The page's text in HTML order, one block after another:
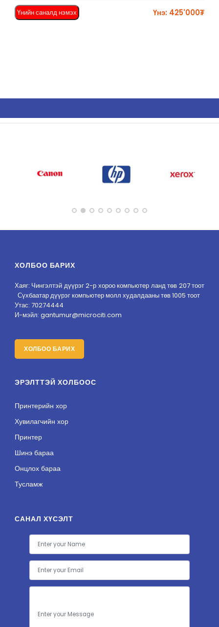
Үнийн саналд нэмэх Үнэ: 425'000₮
ХОЛБОО БАРИХ
Хаяг: Чингэлтэй дүүрэг 2-р хороо компьютер ланд төв 207 тоот
Сүхбаатар дүүрэг компьютер молл худалдааны төв 1005 тоот
Утас: 70274444
И-мэйл: gantumur@microciti.com
ХОЛБОО БАРИХ
ЭРЭЛТТЭЙ ХОЛБООС
Принтерийн хор
Хувилагчийн хор
Принтер
Шинэ бараа
Онцлох бараа
Тусламж
САНАЛ ХҮСЭЛТ